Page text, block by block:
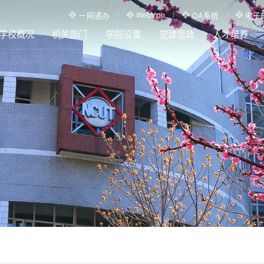
一网通办 WebVpn OA系统 电子
校概况 机关部门 学院设置 党建思政 人才培养